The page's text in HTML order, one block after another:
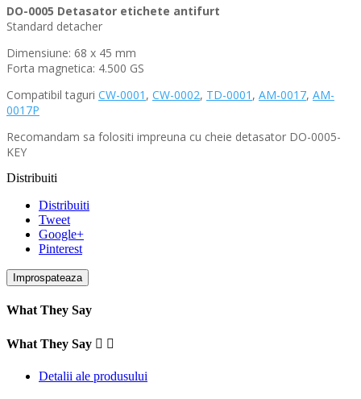
DO-0005 Detasator etichete antifurt
Standard detacher
Dimensiune: 68 x 45 mm
Forta magnetica: 4.500 GS
Compatibil taguri CW-0001 , CW-0002, TD-0001 , AM-0017, AM-
0017P
Recomandam sa folositi impreuna cu cheie detasator DO-0005-
KEY
Distribuiti
Distribuiti
Tweet
Google+
Pinterest
What They Say
What They Say  
Detalii ale produsului